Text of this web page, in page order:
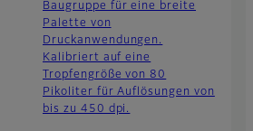
Baugruppe für eine breite
Palette von
Druckanwendungen.
Kalibriert auf eine
Tropfengröße von 80
Pikoliter für Auflösungen von
bis zu 450 dpi.